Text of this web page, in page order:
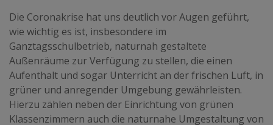
Die Coronakrise hat uns deutlich vor Augen geführt,
wie wichtig es ist, insbesondere im
Ganztagsschulbetrieb, naturnah gestaltete
Außenräume zur Verfügung zu stellen, die einen
Aufenthalt und sogar Unterricht an der frischen Luft, in
grüner und anregender Umgebung gewährleisten.
Hierzu zählen neben der Einrichtung von grünen
Klassenzimmern auch die naturnahe Umgestaltung von